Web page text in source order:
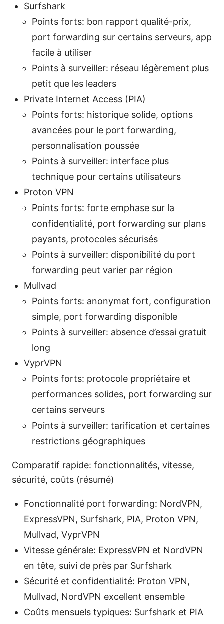
Surfshark
Points forts: bon rapport qualité-prix,
port forwarding sur certains serveurs, app
facile à utiliser
Points à surveiller: réseau légèrement plus
petit que les leaders
Private Internet Access (PIA)
Points forts: historique solide, options
avancées pour le port forwarding,
personnalisation poussée
Points à surveiller: interface plus
technique pour certains utilisateurs
Proton VPN
Points forts: forte emphase sur la
confidentialité, port forwarding sur plans
payants, protocoles sécurisés
Points à surveiller: disponibilité du port
forwarding peut varier par région
Mullvad
Points forts: anonymat fort, configuration
simple, port forwarding disponible
Points à surveiller: absence d’essai gratuit
long
VyprVPN
Points forts: protocole propriétaire et
performances solides, port forwarding sur
certains serveurs
Points à surveiller: tarification et certaines
restrictions géographiques
Comparatif rapide: fonctionnalités, vitesse,
sécurité, coûts (résumé)
Fonctionnalité port forwarding: NordVPN,
ExpressVPN, Surfshark, PIA, Proton VPN,
Mullvad, VyprVPN
Vitesse générale: ExpressVPN et NordVPN
en tête, suivi de près par Surfshark
Sécurité et confidentialité: Proton VPN,
Mullvad, NordVPN excellent ensemble
Coûts mensuels typiques: Surfshark et PIA